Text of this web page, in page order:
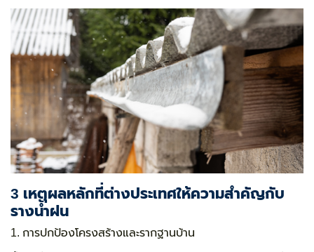
3 เหตุผลหลักที่ต่างประเทศให้ความสำคัญกับ
รางน้ำฝน
1. การปกป้องโครงสร้างและรากฐานบ้าน